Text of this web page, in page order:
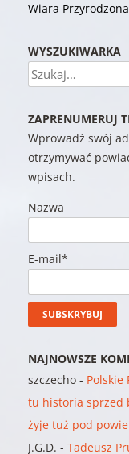
Wiara Przyrodzona
WYSZUKIWARKA
Szukaj
ZAPRENUMERUJ
Wprowadź swój
otrzymywać
wpisach.
Nazwa
E-mail*
NAJNOWSZE
szczecho - Polskie
tu historia sprzed
żyje tuż pod
J.G.D. -Tadeusz